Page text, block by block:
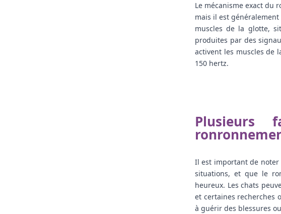
Le mécanisme exact du
mais il est
muscles de la glotte,
produites par des
activent les muscles de
150 hertz.
Plusieurs
Il est important de
situations, et que le
heureux. Les chats
et certaines recherches
à guérir des blessures